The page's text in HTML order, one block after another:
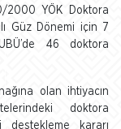
2000 YÖK Doktora
Güz Dönemi için 7
46 doktora
olan ihtiyacın
doktora
destekleme kararı